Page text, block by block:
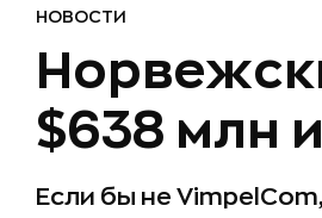
НОВОСТИ
$638 млн
Если бы не